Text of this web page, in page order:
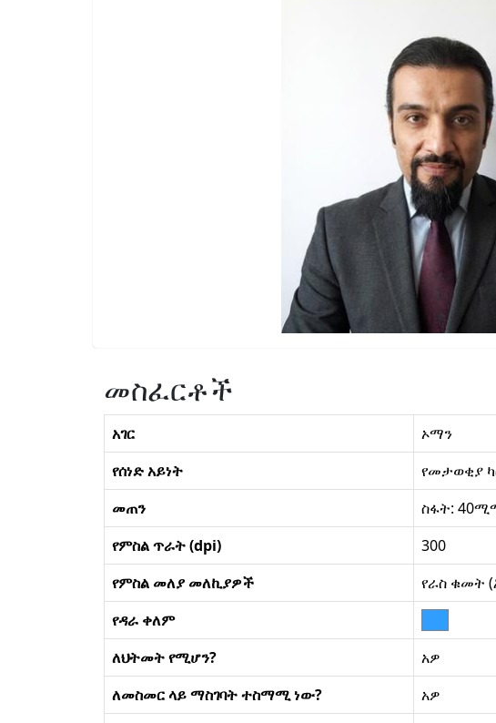
መስፈርቶች
አገር
ኦማን
የሰነድ አይነት
የመታወቂያ
መጠን
ስፋት:
የምስል ጥራት (dpi)
300
የምስል መለያ መለኪያዎች
የራስ ቁመት
የዳራ ቀለም
ለህትመት የሚሆን?
አዎ
ለመስመር ላይ ማስገባት ተስማሚ ነው?
አዎ